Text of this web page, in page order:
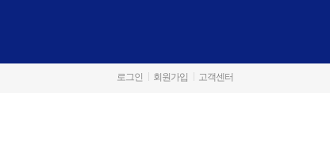
로그인 회원가입 고객센터